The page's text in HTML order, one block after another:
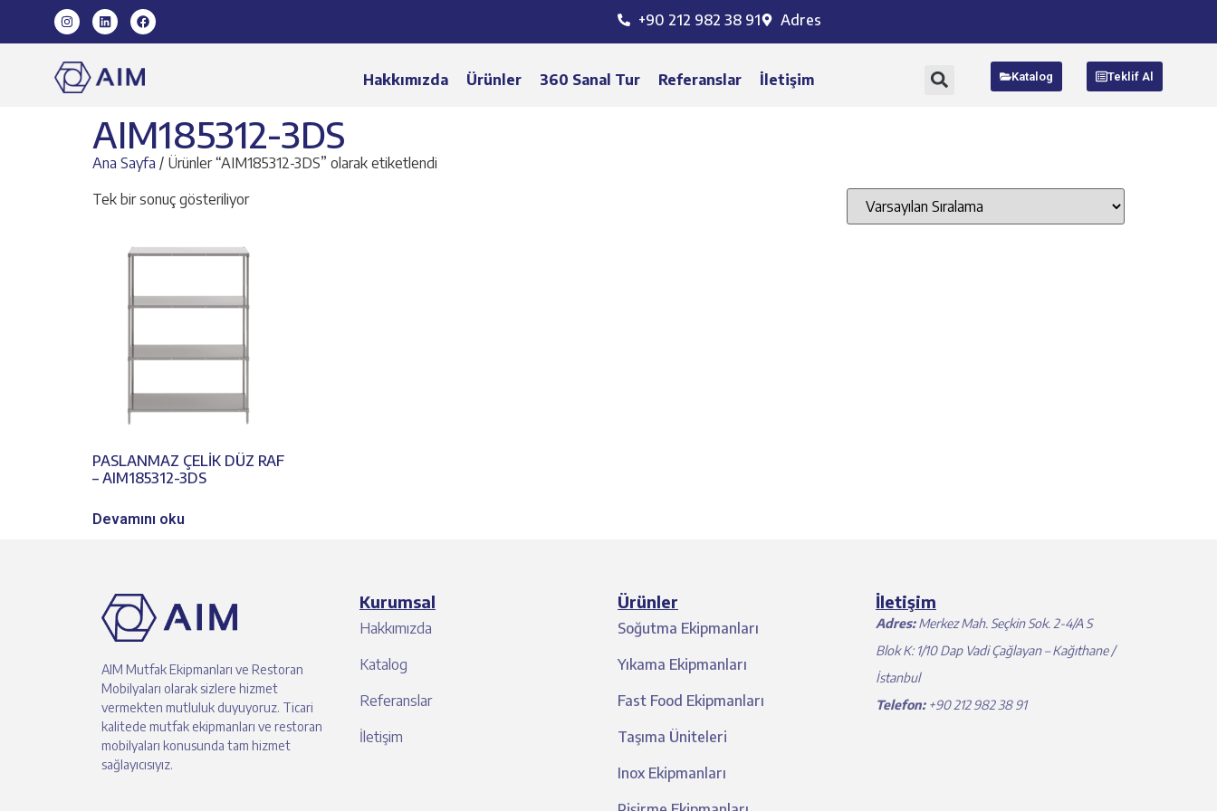
+90 212 982 38 91 Adres
Hakkımızda Ürünler 360 Sanal Tur Referanslar İletişim Katalog Teklif Al
AIM185312-3DS
Ana Sayfa / Ürünler “AIM185312-3DS” olarak etiketlendi
Tek bir sonuç gösteriliyor
PASLANMAZ ÇELİK DÜZ RAF
– AIM185312-3DS
Devamını oku
AIM Mutfak Ekipmanları ve Restoran
Mobilyaları olarak sizlere hizmet
vermekten mutluluk duyuyoruz. Ticari
kalitede mutfak ekipmanları ve restoran
mobilyaları konusunda tam hizmet
sağlayıcısıyız.
Kurumsal
Hakkımızda
Katalog
Referanslar
İletişim
Ürünler
Soğutma Ekipmanları
Yıkama Ekipmanları
Fast Food Ekipmanları
Taşıma Üniteleri
Inox Ekipmanları
İletişim
Adres:Merkez Mah. Seçkin Sok. 2-4/A S
Blok K: 1/10 Dap Vadi Çağlayan – Kağıthane /
İstanbul
Telefon:+90 212 982 38 91